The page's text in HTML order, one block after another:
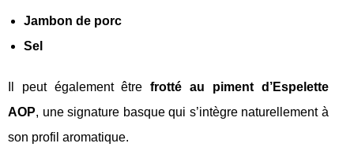
Jambon de porc
Sel
Il peut également êtrefrotté au piment d’Espelette
AOP, une signature basque qui s’intègre naturellement à
son profil aromatique.